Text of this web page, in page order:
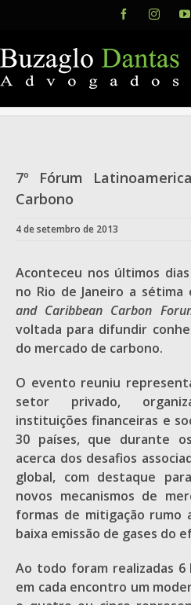
content
Facebook
7º Fórum
Carbono
4 de setembro de 2013
Aconteceu nos últimos
no Rio de Janeiro a
and Caribbean Carbon
voltada para difundir
do mercado de carbono.
O evento reuniu
setor privado,
instituições financeiras e
30 países, que durante
acerca dos desafios
global, com destaque
novos mecanismos de
formas de mitigação rumo
baixa emissão de gases do
Ao todo foram realizadas 6
em cada encontro um